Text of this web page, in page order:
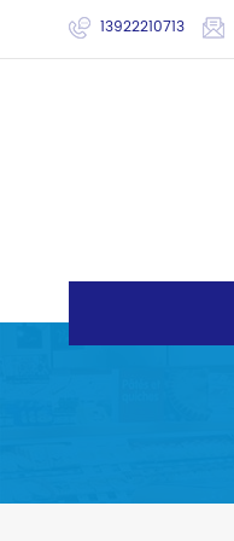
13922210713